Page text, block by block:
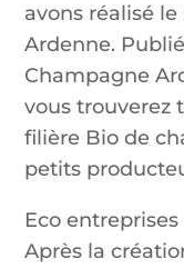
avons réalisé
Ardenne.
Champagne
vous trouverez
filière Bio de
petits
Eco
Après la